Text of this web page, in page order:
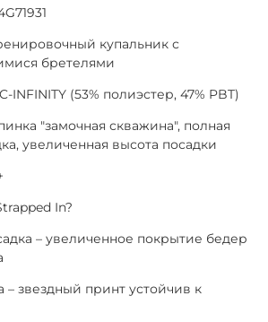
купальник с
бретелями
INFINITY (53% полиэстер, 47% PBT)
"замочная скважина", полная
увеличенная высота посадки
In?
– увеличенное покрытие бедер
– звездный принт устойчив к